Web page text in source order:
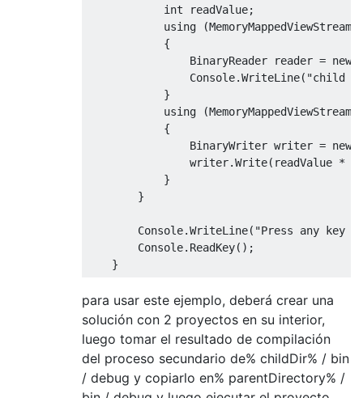
int readValue;
            using
(MemoryMappedViewStream
{
BinaryReader reader = new
Console.WriteLine( "child
}
            using
(MemoryMappedViewStream
{
BinaryWriter writer = new
                writer
.Write( readValue *
}
}
Console.WriteLine( "Press any key
Console. ReadKey();
}
para usar este ejemplo, deberá crear una
solución con 2 proyectos en su interior,
luego tomar el resultado de compilación
del proceso secundario de% childDir% / bin
/ debug y copiarlo en% parentDirectory% /